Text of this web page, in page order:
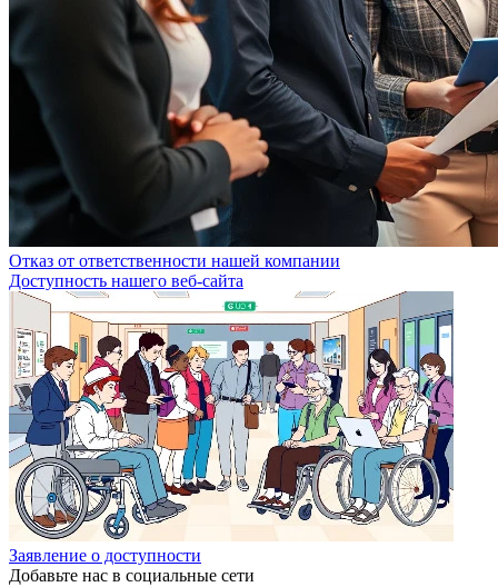
Отказ от ответственности нашей компании
Доступность нашего веб-сайта
Заявление о доступности
Добавьте нас в социальные сети